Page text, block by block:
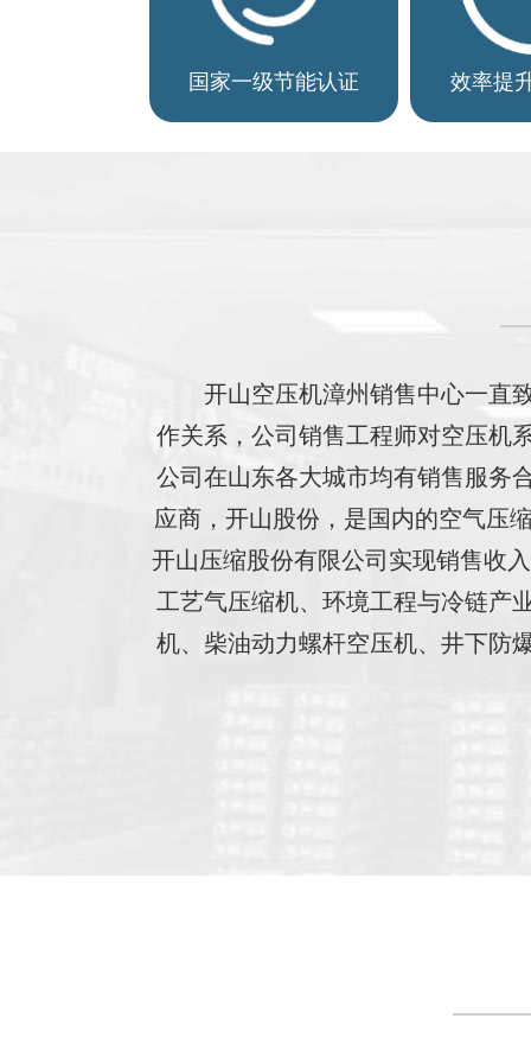
国家一级节能认证 效率提
开山空压机漳州销售中心一直
作关系，公司销售工程师对空压机
公司在山东各大城市均有销售服务
应商，开山股份，是国内的空气压
开山压缩股份有限公司实现销售收
工艺气压缩机、环境工程与冷链
机、柴油动力螺杆空压机、井下防